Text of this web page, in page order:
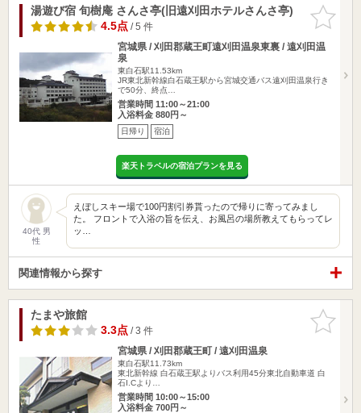
お気に入
りに追加
湯遊び宿 旬樹庵 さんさ亭(旧遠刈田ホテルさんさ亭)
4.5点 / 5 件
宮城県 / 刈田郡蔵王町遠刈田温泉東裏 / 遠刈田温
泉
東白石駅11.53km
JR東北新幹線白石蔵王駅から宮城交通バス遠刈田温泉行き
で50分、終点…
営業時間 11:00～21:00
入浴料金 880円～
日帰り 宿泊
楽天トラベルの宿泊プランを見る
40代 男
性
えぼしスキー場で100円割引券貰ったので帰りに寄ってみまし
た。 フロントで入浴の旨を伝え、お風呂の場所教えてもらってレ
ッ…
関連情報から探す
お気に入
りに追加
たまや旅館
3.3点 / 3 件
宮城県 / 刈田郡蔵王町 / 遠刈田温泉
東白石駅11.73km
東北新幹線 白石蔵王駅よりバス利用45分東北自動車道 白
石I.Cより…
営業時間 10:00～15:00
入浴料金 700円～